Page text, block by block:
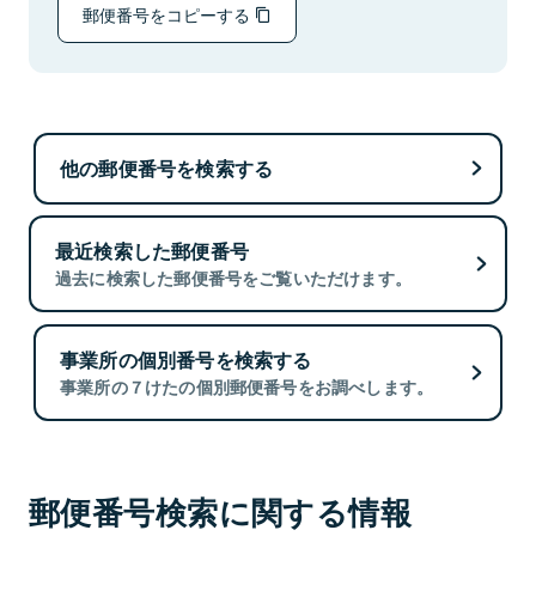
郵便番号をコピーする
他の郵便番号を検索する
最近検索した郵便番号
過去に検索した郵便番号をご覧いただけます。
事業所の個別番号を検索する
事業所の７けたの個別郵便番号をお調べします。
郵便番号検索に関する情報